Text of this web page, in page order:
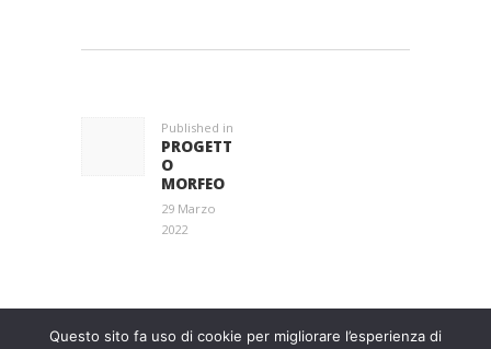
Published in
PROGETT
O
MORFEO
29 Marzo
2022
Questo sito fa uso di cookie per migliorare l’esperienza di